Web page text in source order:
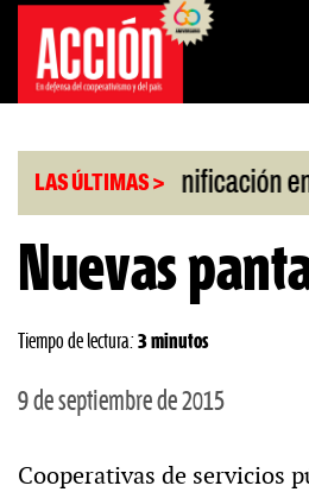
Saltar
contenido
LAS ÚLTIMAS >
julio | Bonificación en la
Nuevas
Tiempo de lectura: 3 minutos
9 de septiembre de 2015
Cooperativas de servicios